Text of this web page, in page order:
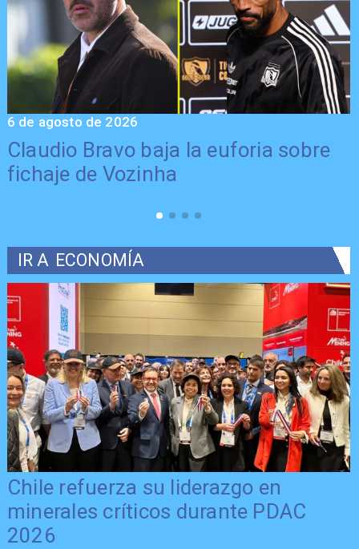
Claudio Bravo baja la euforia sobre
fichaje de Vozinha
6 de agosto de 2026
IR A ECONOMÍA
Chile refuerza su liderazgo en
minerales críticos durante PDAC
2026